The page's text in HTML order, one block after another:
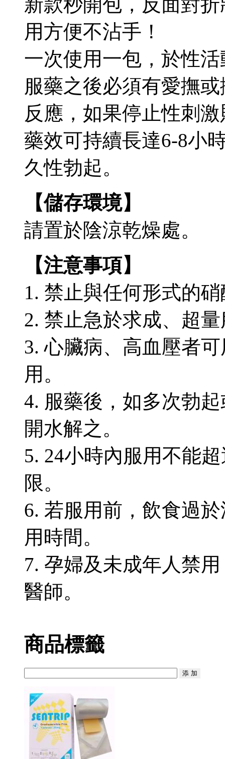
用方便不沾手！
一次使用一包，於性
服藥之後必須有愛撫
反應，如果停止性刺
藥效可持續長達6-8小
久性勃起。
【儲存環境】
請置於陰涼乾燥處。
【注意事項】
1. 禁止與任何形式的
2. 禁止急於求成、超
3. 心臟病、高血壓者
用。
4. 服藥後，如多次勃
開水解之。
5. 24小時內服用不能
限。
6. 若服用前，飲食過
用時間。
7. 孕婦及未成年人禁
醫師。
商品標籤